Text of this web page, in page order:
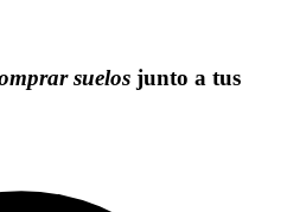
suelos junto a tus